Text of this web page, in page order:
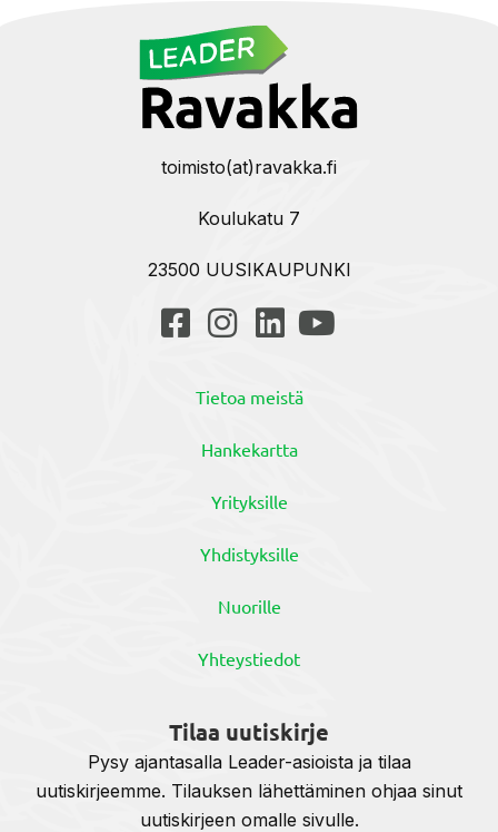
toimisto(at)ravakka.fi
Koulukatu 7
23500 UUSIKAUPUNKI
Tietoa meistä
Hankekartta
Yrityksille
Yhdistyksille
Nuorille
Yhteystiedot
Tilaa uutiskirje
Pysy ajantasalla Leader-asioista ja tilaa
uutiskirjeemme. Tilauksen lähettäminen ohjaa sinut
uutiskirjeen omalle sivulle.